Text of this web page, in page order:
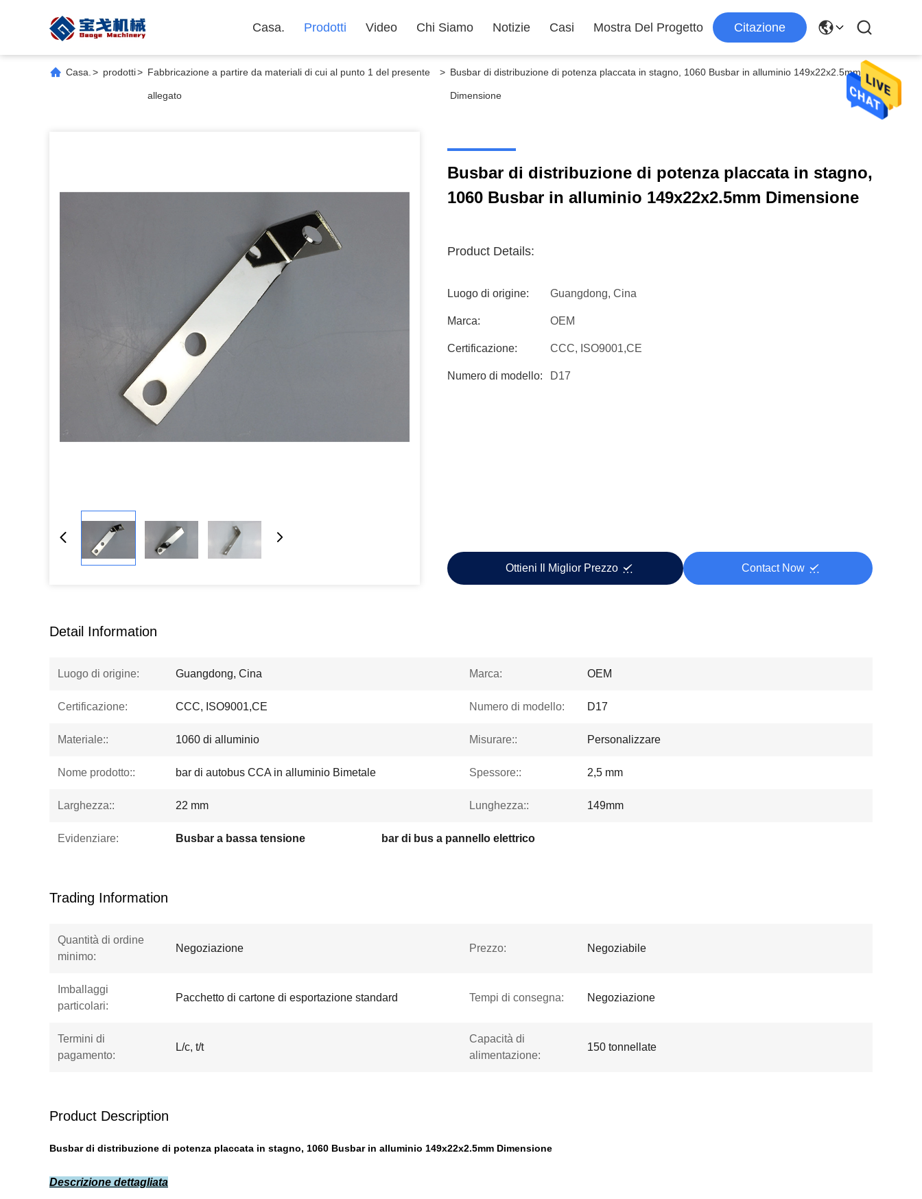
Casa. Prodotti Video Chi Siamo Notizie Casi Mostra Del Progetto Citazione
Casa. > prodotti> Fabbricazione a partire da materiali di cui al punto 1 del presente
allegato
> Busbar di distribuzione di potenza placcata in stagno, 1060 Busbar in alluminio 149x22x2.5mm
Dimensione
Busbar di distribuzione di potenza placcata in stagno,
1060 Busbar in alluminio 149x22x2.5mm Dimensione
Product Details:
Luogo di origine: Guangdong, Cina
Marca: OEM
Certificazione: CCC, ISO9001,CE
Numero di modello: D17
Ottieni Il Miglior Prezzo Contact Now
Detail Information
Luogo di origine: Guangdong, Cina Marca: OEM
Certificazione: CCC, ISO9001,CE Numero di modello: D17
Materiale:: 1060 di alluminio Misurare:: Personalizzare
Nome prodotto:: bar di autobus CCA in alluminio Bimetale Spessore:: 2,5 mm
Larghezza:: 22 mm Lunghezza:: 149mm
Evidenziare: Busbar a bassa tensione bar di bus a pannello elettrico
Trading Information
Quantità di ordine
minimo:
Negoziazione Prezzo: Negoziabile
Imballaggi
particolari:
Pacchetto di cartone di esportazione standard Tempi di consegna: Negoziazione
Termini di
pagamento:
L/c, t/t
Capacità di
alimentazione:
150 tonnellate
Product Description
Busbar di distribuzione di potenza placcata in stagno, 1060 Busbar in alluminio 149x22x2.5mm Dimensione
Descrizione dettagliata